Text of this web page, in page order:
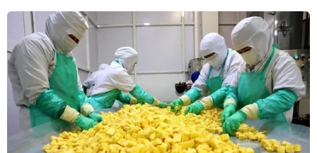
Gỡ khó khăn triển khai dự án trọng
điểm quốc gia hồ Ka Pét
07/08/2026 11:24
Indonesia nỗ lực khống chế cháy